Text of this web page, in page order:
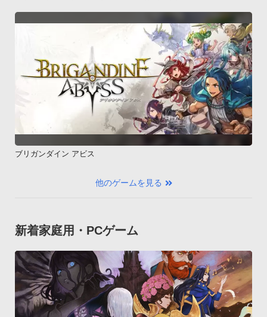
ブリガンダイン アビス
他のゲームを見る
新着家庭用・PCゲーム